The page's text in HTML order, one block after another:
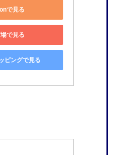
で見る
で見る
ピングで見る